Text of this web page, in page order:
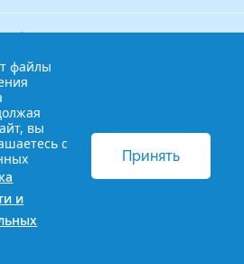
образование
— симуляционный центр
колледж
краевой базовый медицинский
и обработки
данных
файлы
вы
с
и
Принять